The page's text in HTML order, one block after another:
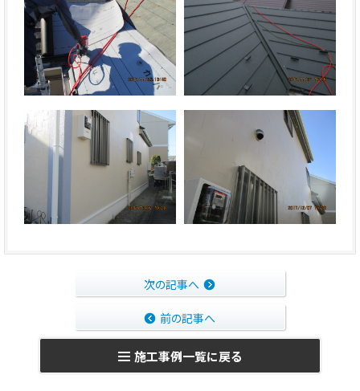
次の記事へ
前の記事へ
施工事例一覧に戻る